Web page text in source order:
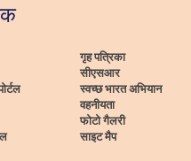
गृह पत्रिका
सीएसआर
स्वच्छ भारत अभियान
वहनीयता
फोटो गैलरी
साइट मैप